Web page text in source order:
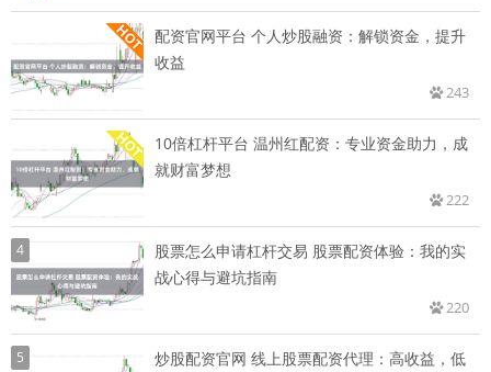
配资官网平台 个人炒股融资：解锁资金，提升
收益
243
10倍杠杆平台 温州红配资：专业资金助力，成
就财富梦想
222
4
股票怎么申请杠杆交易 股票配资体验：我的实
战心得与避坑指南
220
5
炒股配资官网 线上股票配资代理：高收益，低